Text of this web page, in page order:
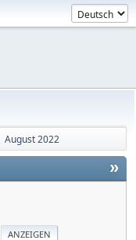
August 2022
»